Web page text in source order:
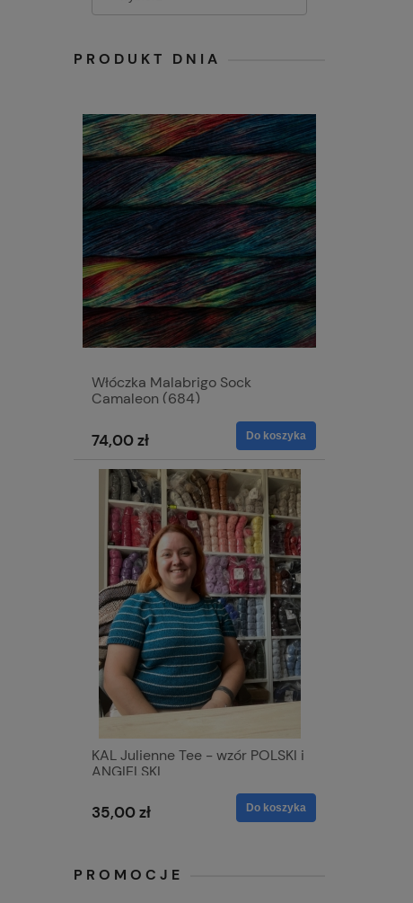
PRODUKT DNIA
Włóczka Malabrigo Sock
Camaleon (684)
74,00 zł Do koszyka
KAL Julienne Tee - wzór POLSKI i
ANGIELSKI
35,00 zł Do koszyka
PROMOCJE